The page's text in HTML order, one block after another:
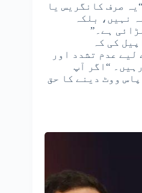
صرف کانگریس یا
نہیں، بلکہ
ہے۔”
کی کہ
عدم تشدد اور
“اگر آپ
ووٹ دینے کا حق